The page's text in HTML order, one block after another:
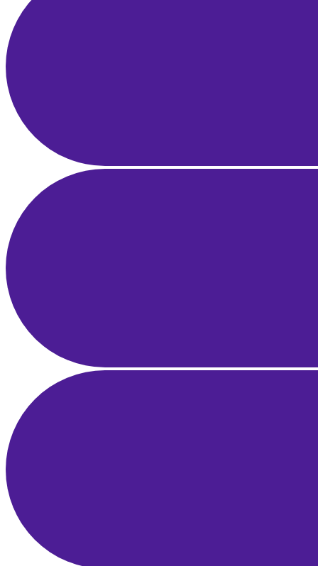
25 Mar 2025
Yerel SEO Rehberi: Google Haritalar ve Google İşletme Profili ile
Bölgesel Liderlik
21 Mar 2025